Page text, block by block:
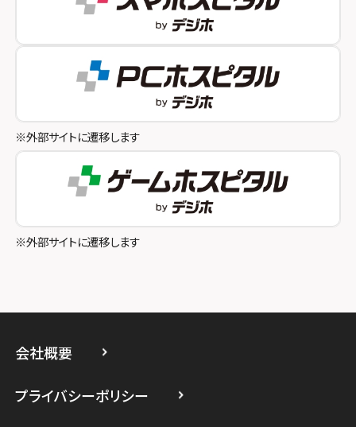
スマホスピタルオリナス錦糸町
スマホスピタル テルル成増
スマホスピタル池袋
スマホスピタル八王子
スマホスピタル町田
スマホスピタル吉祥寺
スマホスピタル立川
スマホスピタル たまプラーザ駅前
スマホスピタル伊丹
スマホスピタル奈良生駒
スマホスピタル和歌山
※外部サイトに遷移します
※外部サイトに遷移します
会社概要
プライバシーポリシー